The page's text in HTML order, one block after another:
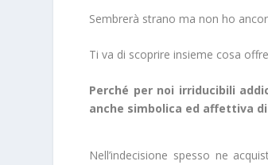
Sembrerà strano ma non ho
Ti va di scoprire insieme cosa
Perché per noi irriducibili
anche simbolica ed affettiva
Nell’indecisione spesso ne